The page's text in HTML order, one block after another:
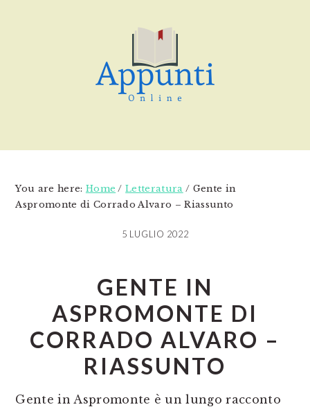
You are here: Home / Letteratura / Gente in
Aspromonte di Corrado Alvaro – Riassunto
5 LUGLIO 2022
GENTE IN
ASPROMONTE DI
CORRADO ALVARO –
RIASSUNTO
Gente in Aspromonte è un lungo racconto